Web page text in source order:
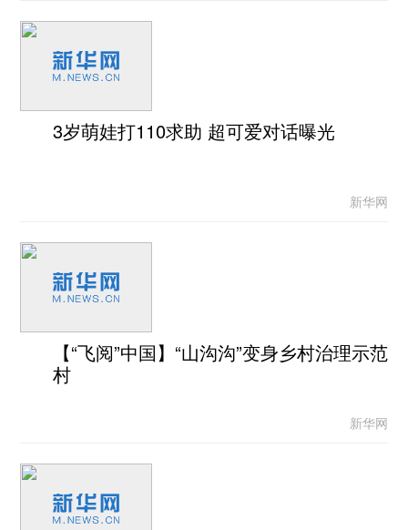
3岁萌娃打110求助 超可爱对话曝光
新华网
【“飞阅”中国】“山沟沟”变身乡村治理示范
村
新华网